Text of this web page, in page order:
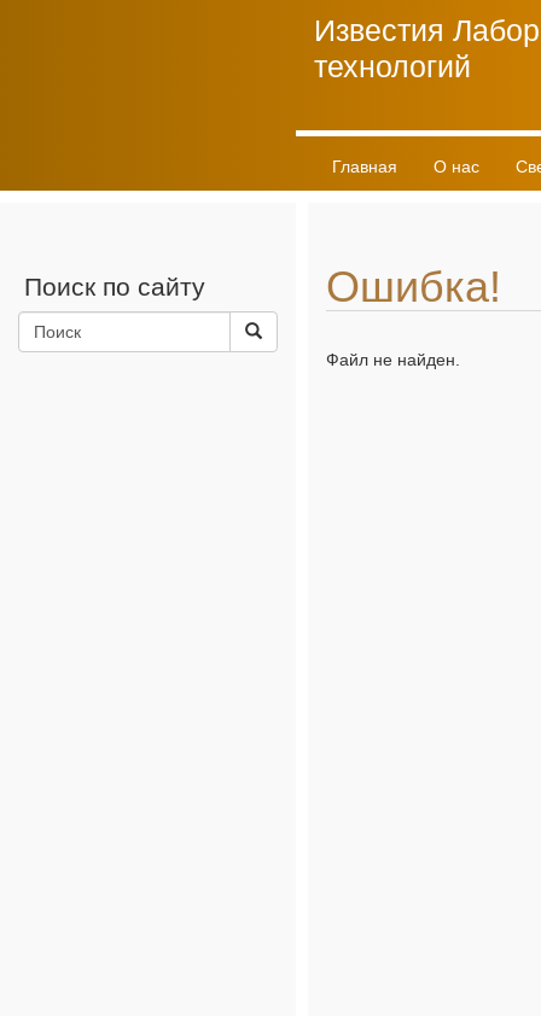
Известия
технологий
Главная О нас
Поиск по сайту Ошибка!
Файл не найден.